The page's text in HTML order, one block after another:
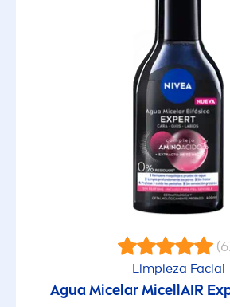
Limpieza Facial
Agua MicelarMicellAIR